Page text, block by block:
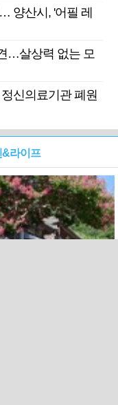
양산시, '어필 레
…살상력 없는 모
신의료기관 폐원
&라이프